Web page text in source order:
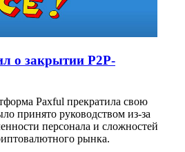
о закрытии P2P-
Paxful прекратила свою
принято руководством из-за
персонала и сложностей
рынка.